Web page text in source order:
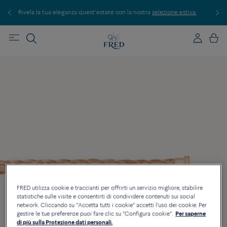
eleganza quest'estate con la nostraselezione estiva. Scopri le nostre
FRED utilizza cookie e traccianti per offrirti un servizio migliore, stabilire
statistiche sulle visite e consentirti di condividere contenuti sui social
network. Cliccando su "Accetta tutti i cookie" accetti l'uso dei cookie. Per
gestire le tue preferenze puoi fare clic su "Configura cookie". Per saperne
di più sulla Protezione dati personali.